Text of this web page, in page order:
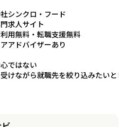
シンクロ・フード
求人サイト
用無料・転職支援無料
アドバイザーあり
ではない
けながら就職先を絞り込みたいとき